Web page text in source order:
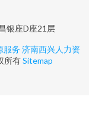
银座D座21层
服务 济南西兴人力资
所有Sitemap